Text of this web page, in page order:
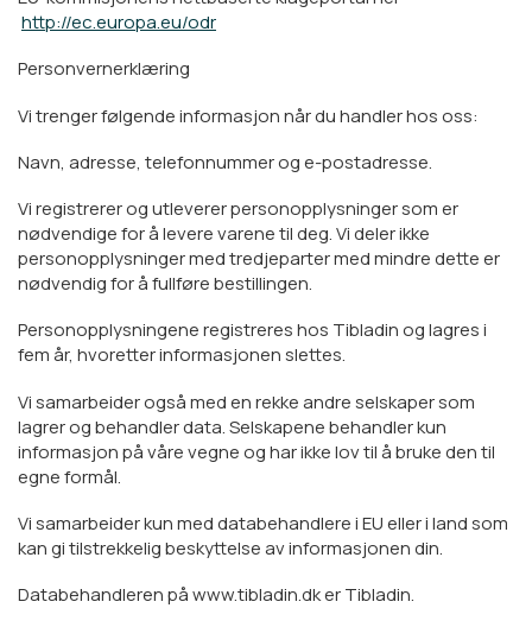
http://ec.europa.eu/odr
Personvernerklæring
Vi trenger følgende informasjon når du handler hos oss:
Navn, adresse, telefonnummer og e-postadresse.
Vi registrerer og utleverer personopplysninger som er
nødvendige for å levere varene til deg. Vi deler ikke
personopplysninger med tredjeparter med mindre dette er
nødvendig for å fullføre bestillingen.
Personopplysningene registreres hos Tibladin og lagres i
fem år, hvoretter informasjonen slettes.
Vi samarbeider også med en rekke andre selskaper som
lagrer og behandler data. Selskapene behandler kun
informasjon på våre vegne og har ikke lov til å bruke den til
egne formål.
Vi samarbeider kun med databehandlere i EU eller i land som
kan gi tilstrekkelig beskyttelse av informasjonen din.
Databehandleren på www.tibladin.dk er Tibladin.